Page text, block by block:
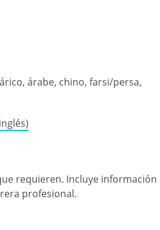
árabe, chino, farsi/persa,
requieren. Incluye información
profesional.